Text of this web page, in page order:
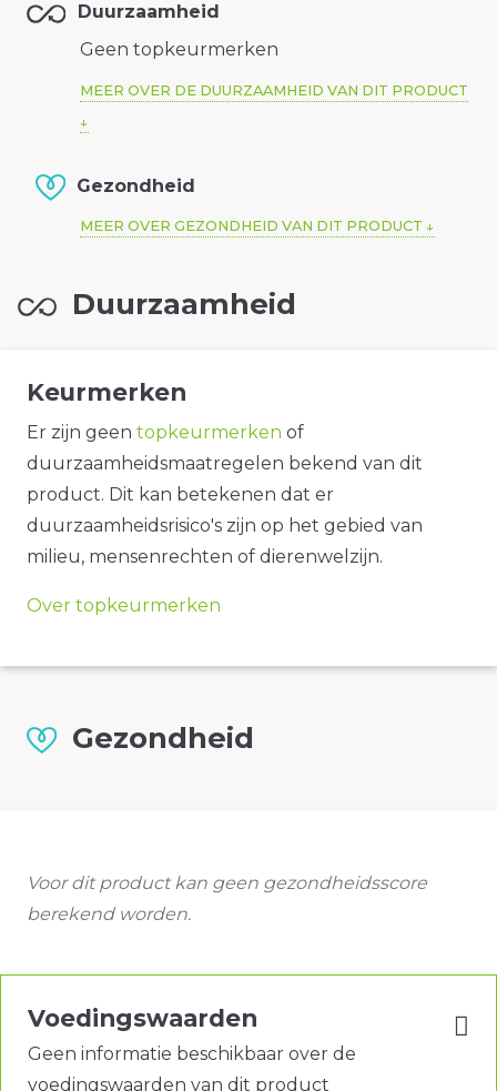
Duurzaamheid
Geen topkeurmerken
MEER OVER DE DUURZAAMHEID VAN DIT PRODUCT
Gezondheid
MEER OVER GEZONDHEID VAN DIT PRODUCT
Duurzaamheid
Keurmerken
Er zijn geen topkeurmerken of
duurzaamheidsmaatregelen bekend van dit
product. Dit kan betekenen dat er
duurzaamheidsrisico's zijn op het gebied van
milieu, mensenrechten of dierenwelzijn.
Over topkeurmerken
Gezondheid
Voor dit product kan geen gezondheidsscore
berekend worden.
Voedingswaarden
Geen informatie beschikbaar over de
voedingswaarden van dit product